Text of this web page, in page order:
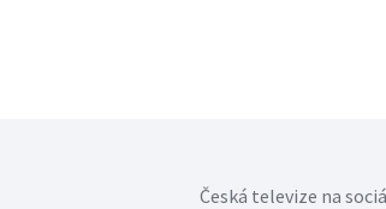
Česká televize na